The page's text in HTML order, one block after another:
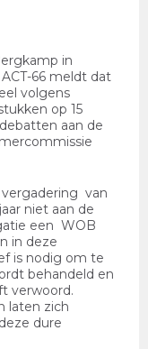
in
66 meldt dat
volgens
op 15
aan de
vergadering van
niet aan de
een WOB
in deze
is nodig om te
behandeld en
verwoord.
laten zich
dure